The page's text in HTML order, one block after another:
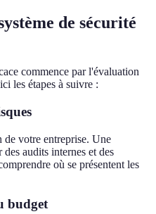
de sécurité
commence par l'évaluation
les étapes à suivre :
de votre entreprise. Une
audits internes et des
où se présentent les
budget